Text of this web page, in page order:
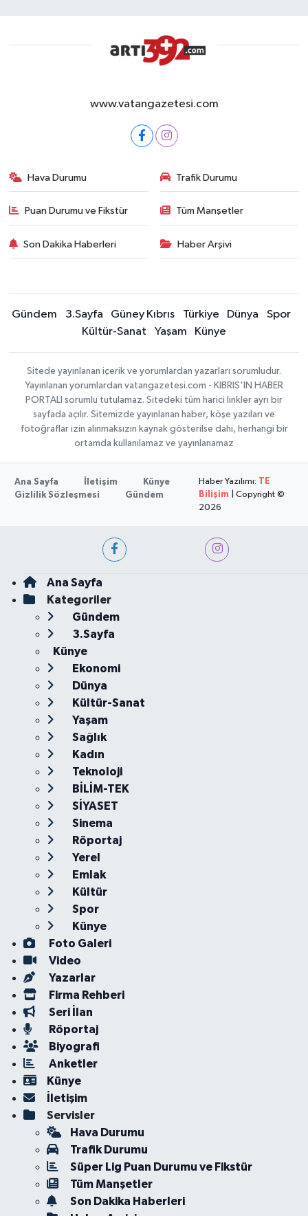
www.vatangazetesi.com
Hava Durumu Trafik Durumu
Puan Durumu ve Fikstür Tüm Manşetler
Son Dakika Haberleri Haber Arşivi
Gündem 3.Sayfa Güney Kıbrıs Türkiye Dünya
Spor
Kültür-Sanat
Yaşam Künye
Sitede yayınlanan içerik ve yorumlardan yazarları sorumludur.
Yayınlanan yorumlardan vatangazetesi.com - KIBRIS'IN HABER
PORTALI sorumlu tutulamaz. Sitedeki tüm harici linkler ayrı bir
sayfada açılır. Sitemizde yayınlanan haber, köşe yazıları ve
fotoğraflar izin alınmaksızın kaynak gösterilse dahi, herhangi bir
ortamda kullanılamaz ve yayınlanamaz
Ana Sayfa İletişim
Künye
Gizlilik Sözleşmesi
Gündem
Haber Yazılımı: TE
Bilişim | Copyright ©
2026
Ana Sayfa
Kategoriler
Gündem
3.Sayfa
Künye
Ekonomi
Dünya
Kültür-Sanat
Yaşam
Sağlık
Kadın
Teknoloji
BİLİM-TEK
SİYASET
Sinema
Röportaj
Yerel
Emlak
Kültür
Spor
Künye
Foto Galeri
Video
Yazarlar
Firma Rehberi
Seri İlan
Röportaj
Biyografi
Anketler
Künye
İletişim
Servisler
Hava Durumu
Trafik Durumu
Süper Lig Puan Durumu ve Fikstür
Tüm Manşetler
Son Dakika Haberleri